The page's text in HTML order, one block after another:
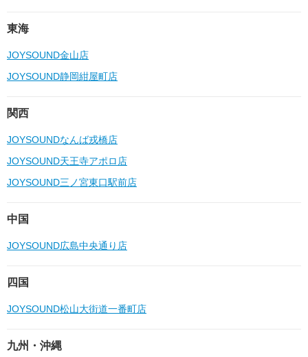
東海
JOYSOUND金山店
JOYSOUND静岡紺屋町店
関西
JOYSOUNDなんば戎橋店
JOYSOUND天王寺アポロ店
JOYSOUND三ノ宮東口駅前店
中国
JOYSOUND広島中央通り店
四国
JOYSOUND松山大街道一番町店
九州・沖縄